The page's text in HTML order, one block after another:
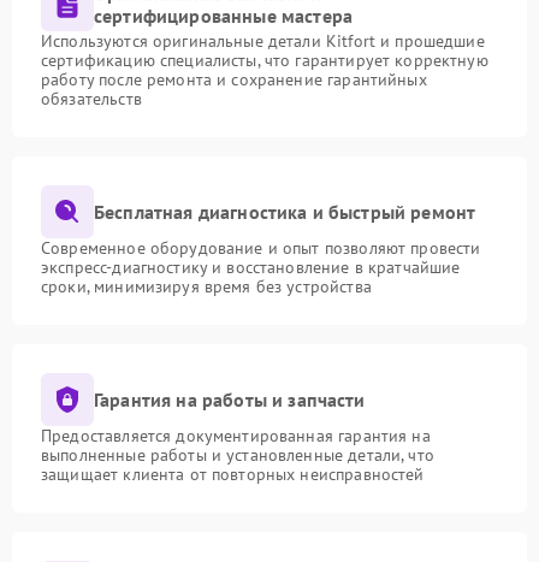
сертифицированные мастера
Используются оригинальные детали Kitfort и прошедшие
сертификацию специалисты, что гарантирует корректную
работу после ремонта и сохранение гарантийных
обязательств
Бесплатная диагностика и быстрый ремонт
Современное оборудование и опыт позволяют провести
экспресс-диагностику и восстановление в кратчайшие
сроки, минимизируя время без устройства
Гарантия на работы и запчасти
Предоставляется документированная гарантия на
выполненные работы и установленные детали, что
защищает клиента от повторных неисправностей